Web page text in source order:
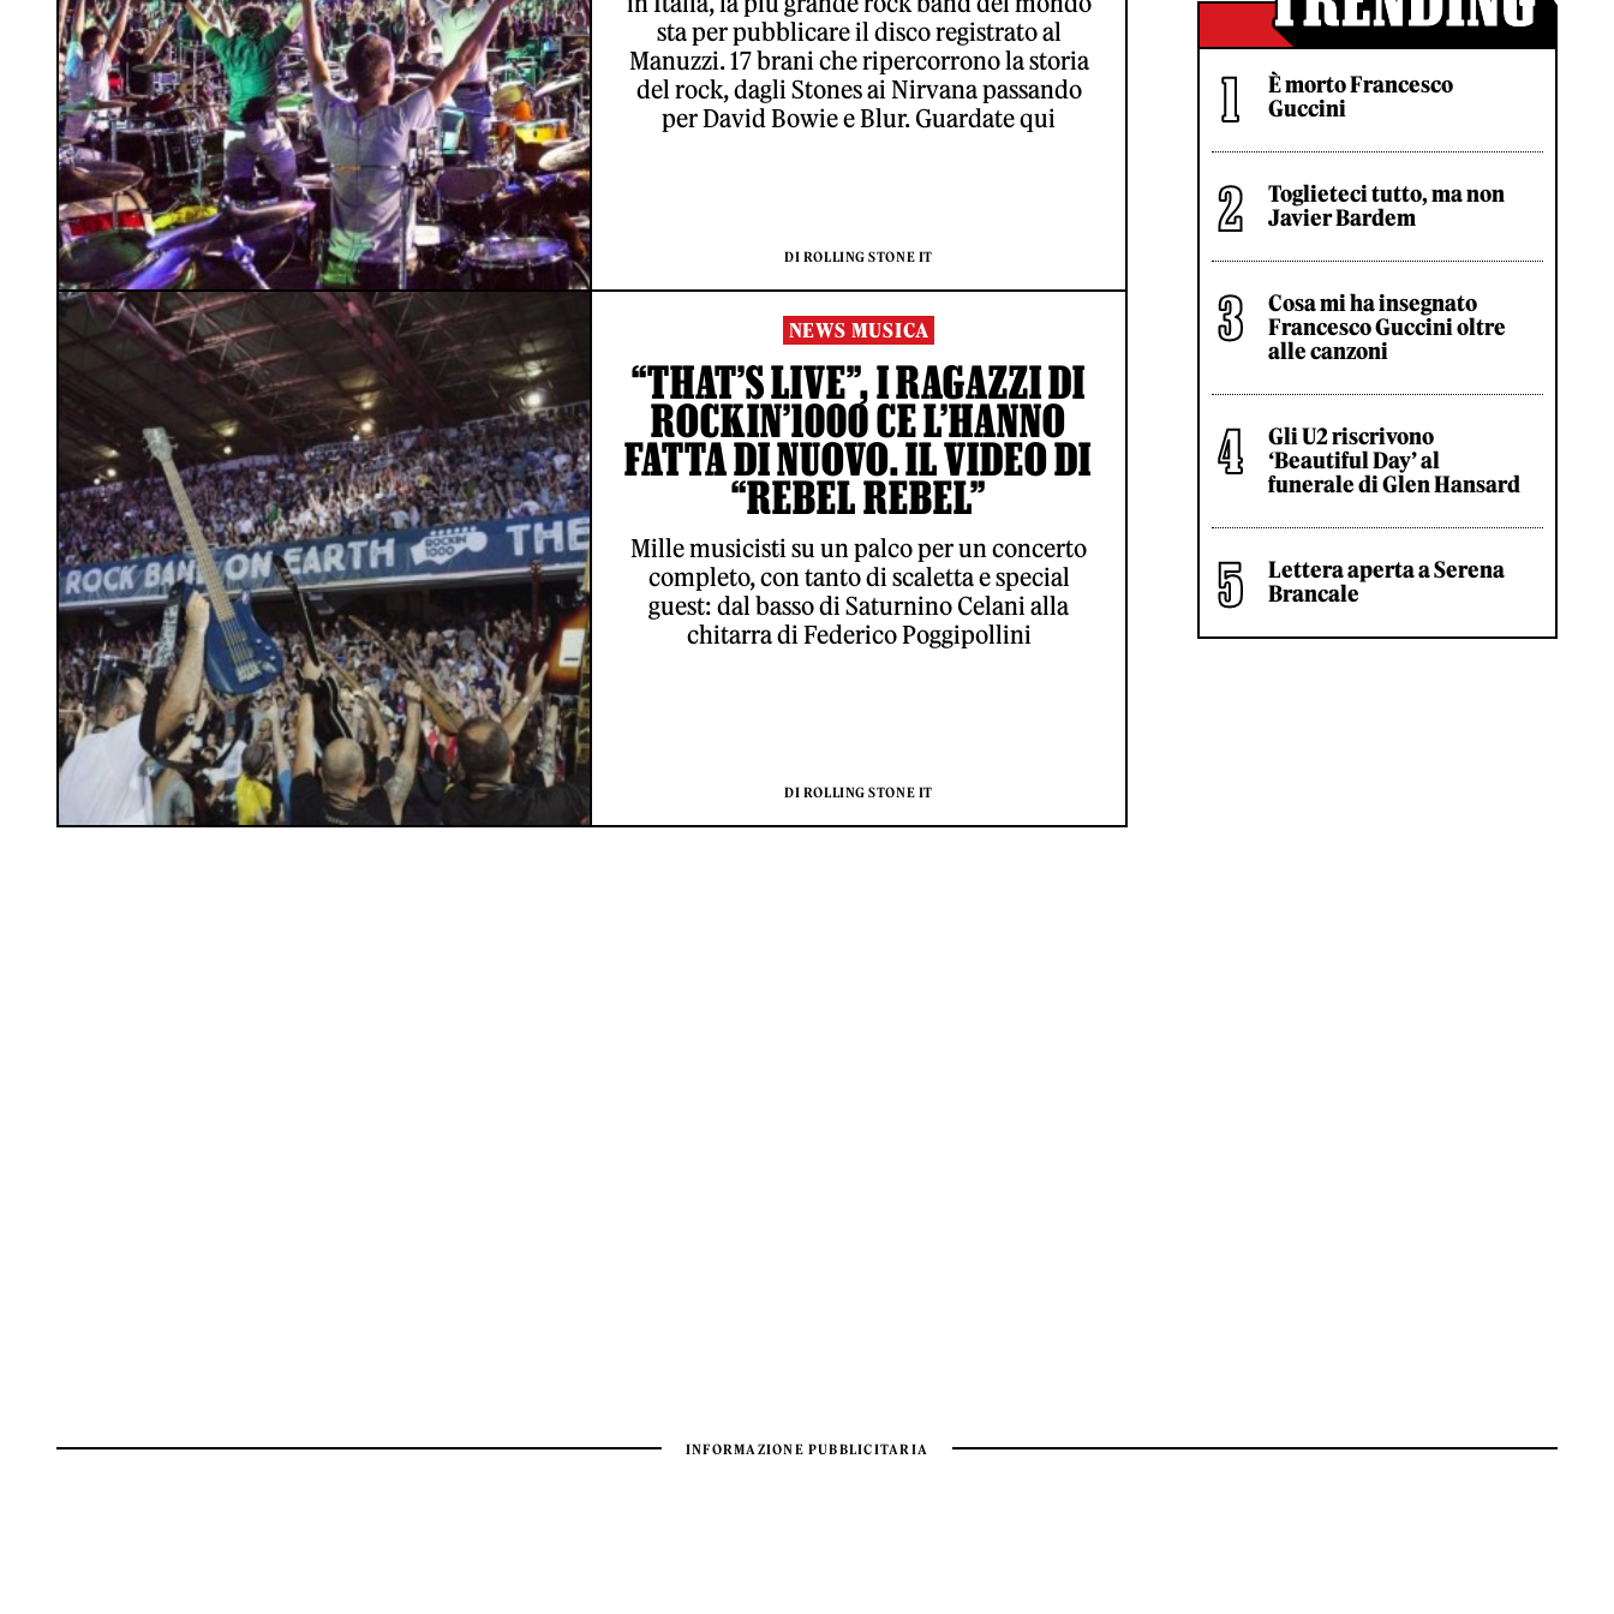
sta per pubblicare il disco registrato al
Manuzzi. 17 brani che ripercorrono la storia
del rock, dagli Stones ai Nirvana passando
per David Bowie e Blur. Guardate qui
DI ROLLING STONE IT
NEWS MUSICA
“THAT’S LIVE”, I RAGAZZI DI
ROCKIN’1000 CE L’HANNO
FATTA DI NUOVO. IL VIDEO DI
“REBEL REBEL”
Mille musicisti su un palco per un concerto
completo, con tanto di scaletta e special
guest: dal basso di Saturnino Celani alla
chitarra di Federico Poggipollini
DI ROLLING STONE IT
È morto Francesco
Guccini
Toglieteci tutto, ma non
Javier Bardem
Cosa mi ha insegnato
Francesco Guccini oltre
alle canzoni
Gli U2 riscrivono
‘Beautiful Day’ al
funerale di Glen Hansard
Lettera aperta a Serena
Brancale